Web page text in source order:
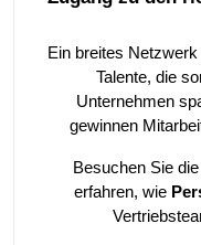
Ein breites
Talente, die
Unternehmen
gewinnen
Besuchen Sie
erfahren, wie